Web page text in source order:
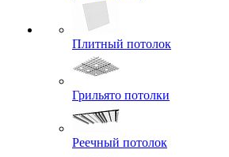
Плитный потолок
Грильято потолки
Реечный потолок